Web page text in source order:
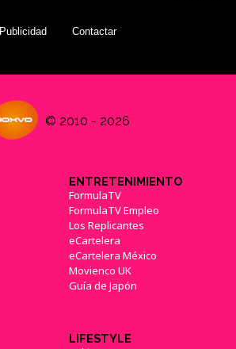
Publicidad Contactar
© 2010 - 2026
ENTRETENIMIENTO
FormulaTV
FormulaTV Empleo
Los Replicantes
eCartelera
eCartelera México
Movienco UK
Guía de Japón
LIFESTYLE